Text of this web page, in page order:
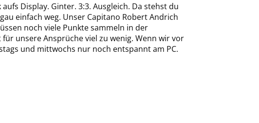
Display. Ginter. 3:3. Ausgleich. Da stehst du
einfach weg. Unser Capitano Robert Andrich
noch viele Punkte sammeln in der
unsere Ansprüche viel zu wenig. Wenn wir vor
und mittwochs nur noch entspannt am PC.